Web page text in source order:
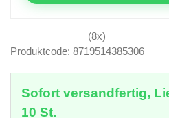
(8x)
Produktcode: 8719514385306
Sofort versandfertig,
10 St.